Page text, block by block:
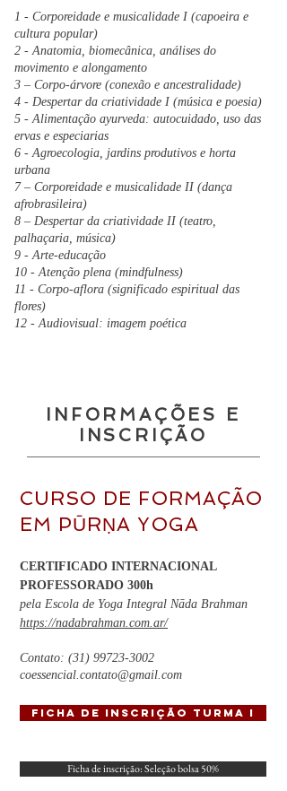
1 - Corporeidade e musicalidade I (capoeira e
cultura popular)
2 - Anatomia, biomecânica, análises do
movimento e alongamento
3 – Corpo-árvore (conexão e ancestralidade)
4 - Despertar da criatividade I (música e poesia)
5 - Alimentação ayurveda: autocuidado, uso das
ervas e especiarias
6 - Agroecologia, jardins produtivos e horta
urbana
7 – Corporeidade e musicalidade II (dança
afrobrasileira)
8 – Despertar da criatividade II (teatro,
palhaçaria, música)
9 - Arte-educação
10 - Atenção plena (mindfulness)
11 - Corpo-aflora (significado espiritual das
flores)
12 - Audiovisual: imagem poética
INFORMAÇÕES E
INSCRIÇÃO
CURSO DE FORMAÇÃO
EM PŪRṆAYOGA
CERTIFICADO INTERNACIONAL
PROFESSORADO 300h
pela Escola de Yoga Integral Nāda Brahman
https://nadabrahman.com.ar/
​Contato: (31) 99723-3002
coessencial.contato@gmail.com
Ficha de Inscrição Turma I
Ficha de inscrição: Seleção bolsa 50%